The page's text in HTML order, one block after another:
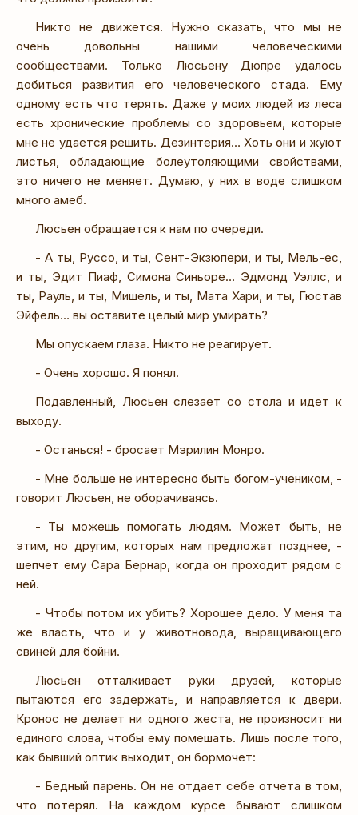
Никто не движется. Нужно сказать, что мы не
очень довольны нашими человеческими
сообществами. Только Люсьену Дюпре удалось
добиться развития его человеческого стада. Ему
одному есть что терять. Даже у моих людей из леса
есть хронические проблемы со здоровьем, которые
мне не удается решить. Дезинтерия… Хоть они и жуют
листья, обладающие болеутоляющими свойствами,
это ничего не меняет. Думаю, у них в воде слишком
много амеб.
Люсьен обращается к нам по очереди.
- А ты, Руссо, и ты, Сент-Экзюпери, и ты, Мель-ес,
и ты, Эдит Пиаф, Симона Синьоре… Эдмонд Уэллс, и
ты, Рауль, и ты, Мишель, и ты, Мата Хари, и ты, Гюстав
Эйфель… вы оставите целый мир умирать?
Мы опускаем глаза. Никто не реагирует.
- Очень хорошо. Я понял.
Подавленный, Люсьен слезает со стола и идет к
выходу.
- Останься! - бросает Мэрилин Монро.
- Мне больше не интересно быть богом-учеником, -
говорит Люсьен, не оборачиваясь.
- Ты можешь помогать людям. Может быть, не
этим, но другим, которых нам предложат позднее, -
шепчет ему Сара Бернар, когда он проходит рядом с
ней.
- Чтобы потом их убить? Хорошее дело. У меня та
же власть, что и у животновода, выращивающего
свиней для бойни.
Люсьен отталкивает руки друзей, которые
пытаются его задержать, и направляется к двери.
Кронос не делает ни одного жеста, не произносит ни
единого слова, чтобы ему помешать. Лишь после того,
как бывший оптик выходит, он бормочет:
- Бедный парень. Он не отдает себе отчета в том,
что потерял. На каждом курсе бывают слишком